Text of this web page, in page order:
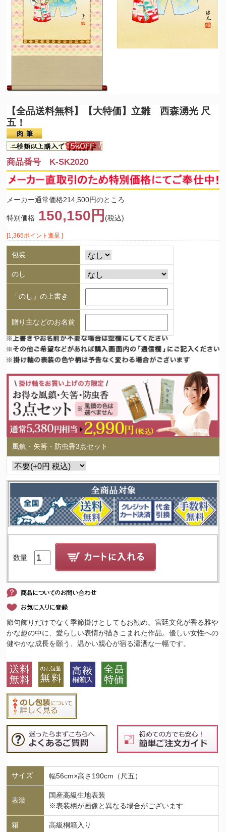
【全品送料無料】
【大特価】立雛 西森湧光 尺
五！
商品番号 K-SK2020
メーカー通常価格214,500円のところ
特別価格 150,150円 (税込)
[1,365ポイント進呈 ]
包装
のし
「のし」の上書き
贈り主などのお名前
風鎮・矢筈・防虫香3点セット
数量
節句飾りだけでなく季節掛けとしてもお勧め。宮廷文化が香る雅や
かな趣の中に、愛らしい表情が描きこまれた作品。優しい女性への
健やかな成長を願う、温かい親心が宿る瀟洒な一幅です。
サイズ 幅56cm×高さ190cm（尺五）
表装
国産高級生地表装
※表装柄が画像と異なる場合がございます
箱 高級桐箱入り